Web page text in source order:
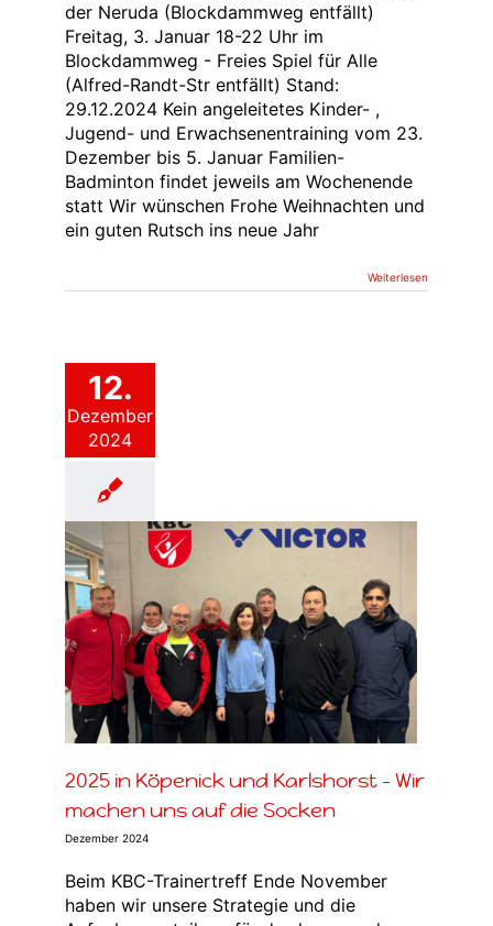
der Neruda (Blockdammweg entfällt)
Freitag, 3. Januar 18-22 Uhr im
Blockdammweg - Freies Spiel für Alle
(Alfred-Randt-Str entfällt) Stand:
29.12.2024 Kein angeleitetes Kinder- ,
Jugend- und Erwachsenentraining vom 23.
Dezember bis 5. Januar Familien-
Badminton findet jeweils am Wochenende
statt Wir wünschen Frohe Weihnachten und
ein guten Rutsch ins neue Jahr
Weiterlesen
12.
Dezember
2024
2025 in Köpenick und Karlshorst – Wir
machen uns auf die Socken
Dezember 2024
Beim KBC-Trainertreff Ende November
haben wir unsere Strategie und die